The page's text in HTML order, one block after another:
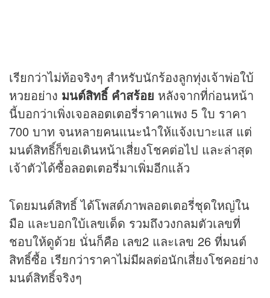
เรียกว่าไม่ท้อจริงๆ สำหรับนักร้องลูกทุ่งเจ้าพ่อใบ้
หวยอย่าง มนต์สิทธิ์ คำสร้อย หลังจากที่ก่อนหน้า
นี้บอกว่าเพิ่งเจอลอตเตอรี่ราคาแพง 5 ใบ ราคา
700 บาท จนหลายคนแนะนำให้แจ้งเบาะแส แต่
มนต์สิทธิ์ก็ขอเดินหน้าเสี่ยงโชคต่อไป และล่าสุด
เจ้าตัวได้ซื้อลอตเตอรี่มาเพิ่มอีกแล้ว
โดยมนต์สิทธิ์ ได้โพสต์ภาพลอตเตอรี่ชุดใหญ่ใน
มือ และบอกใบ้เลขเด็ด รวมถึงวงกลมตัวเลขที่
ชอบให้ดูด้วย นั่นก็คือ เลข2 และเลข 26 ที่มนต์
สิทธิ์ซื้อ เรียกว่าราคาไม่มีผลต่อนักเสี่ยงโชคอย่าง
มนต์สิทธิ์จริงๆ